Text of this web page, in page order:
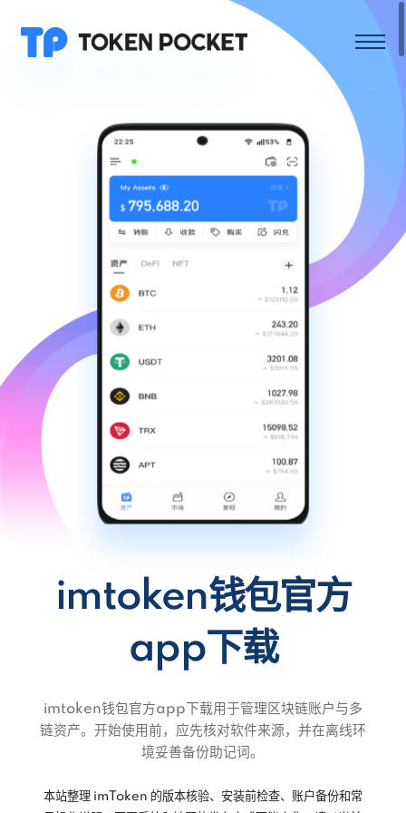
imtoken钱包官方
app下载
imtoken钱包官方app下载用于管理区块链账户与多
链资产。开始使用前，应先核对软件来源，并在离线环
境妥善备份助记词。
本站整理 imToken 的版本核验、安装前检查、账户备份和常